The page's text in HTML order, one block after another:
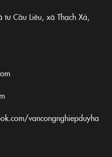
Cầu Liêu, xã Thạch Xá,
vancongnghiepduyha